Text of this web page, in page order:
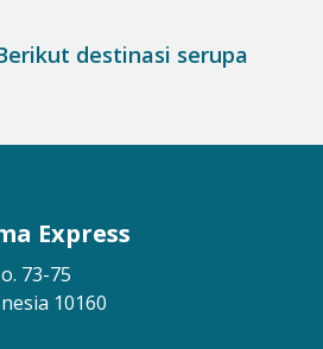
destinasi serupa
Express
73-75
10160